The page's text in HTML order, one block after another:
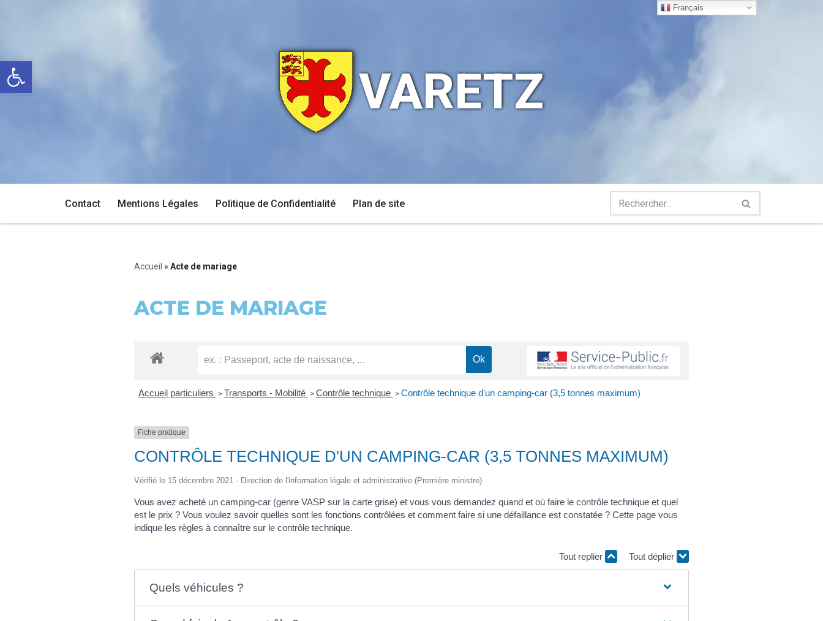
Ouvrir la barre d’outils
contenu
VARETZ
Contact Mentions Légales Politique de Confidentialité Plan de site
Accueil » Acte de mariage
ACTE DE MARIAGE
Accueil particuliers > Transports - Mobilité > Contrôle technique > Contrôle technique d'un camping-car (3,5 tonnes maximum)
Fiche pratique
CONTRÔLE TECHNIQUE D'UN CAMPING-CAR (3,5 TONNES MAXIMUM)
Vérifié le 15 décembre 2021 - Direction de l'information légale et administrative (Première ministre)
Vous avez acheté un camping-car (genre VASP sur la carte grise) et vous vous demandez quand et où faire le contrôle technique et quel
est le prix ? Vous voulez savoir quelles sont les fonctions contrôlées et comment faire si une défaillance est constatée ? Cette page vous
indique les règles à connaître sur le contrôle technique.
Tout replier Tout déplier
Quels véhicules ?
Français